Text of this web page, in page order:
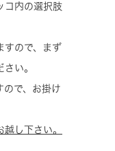
コ内の選択肢
すので、まず
い。
ので、お掛け
し下さい。